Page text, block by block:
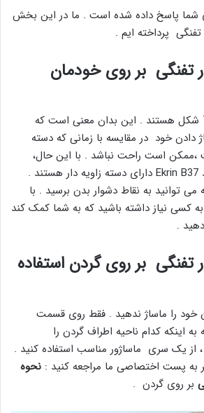
شما پاسخ داده شده است . ما در این بخش
پرداخته ایم .
تفنگی بر روی خودمان
اکثر تفنگ های ماساژ T شکل هستند . این بدان معنی است که
خود در مقایسه با زمانی که دسته
،ممکن است راحت نباشد . با این حال،
برخی از ماساژورها مانند Ekrin B37 دارای دسته زاویه دار هستند .
توانید به نقاط دشوار بدن برسید . با
کسی نیاز داشته باشید که به شما کمک کند
.
تفنگی بر روی گردن استفاده
را ماساژ ندهید . فقط روی قسمت
اینکه کدام ناحیه اطراف گردن را
از یک سری ماساژور مناسب استفاده کنید .
به پست اختصاصی ما مراجعه کنید : نحوه
بر روی گردن .